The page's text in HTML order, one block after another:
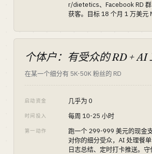
r/dietetics、Facebook RD
获客。目标 18 个月 1 万美元
个体户：有受众的 RD + AI
在某一个细分有 5K-50K 粉丝的 RD
启动资金 几乎为 0
时间投入 每周 10-25 小时
第一动作
跑一个 299-999 美元的现金
对你的细分受众，AI 处理餐
日志总结、定时打卡推送。守